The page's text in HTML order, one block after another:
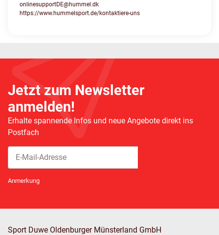
onlinesupportDE@hummel.dk
https://www.hummelsport.de/kontaktiere-uns
Jetzt zum Newsletter
anmelden!
Erhalte spannende Infos und neue Angebote direkt ins
Postfach
Anmerkung
Sport Duwe Oldenburger Münsterland GmbH